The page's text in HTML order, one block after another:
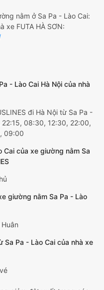
nằm ở Sa Pa - Lào Cai:
xe FUTA HÀ SƠN:
- Lào Cai Hà Nội của nhà
đi Hà Nội từ Sa Pa -
08:30, 12:30, 22:00,
09:00
Cai của xe giường nằm Sa
giường nằm Sa Pa - Lào
Sa Pa - Lào Cai của nhà xe